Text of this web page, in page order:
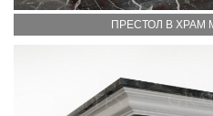
ПРЕСТОЛ В ХРАМ